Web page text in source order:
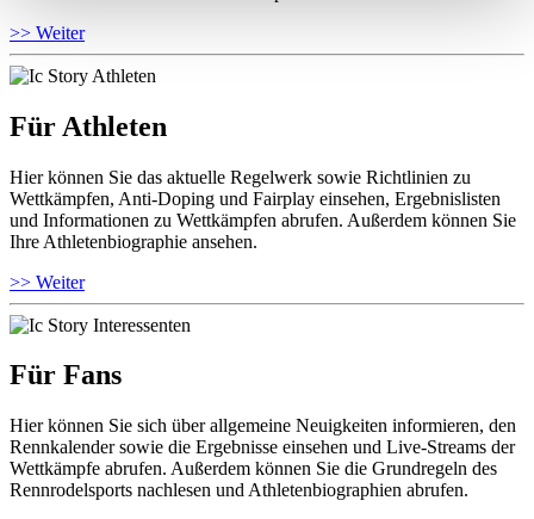
>> Weiter
Für Athleten
Hier können Sie das aktuelle Regelwerk sowie Richtlinien zu
Wettkämpfen, Anti-Doping und Fairplay einsehen, Ergebnislisten
und Informationen zu Wettkämpfen abrufen. Außerdem können Sie
Ihre Athletenbiographie ansehen.
>> Weiter
Für Fans
Hier können Sie sich über allgemeine Neuigkeiten informieren, den
Rennkalender sowie die Ergebnisse einsehen und Live-Streams der
Wettkämpfe abrufen. Außerdem können Sie die Grundregeln des
Rennrodelsports nachlesen und Athletenbiographien abrufen.